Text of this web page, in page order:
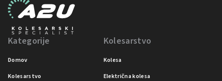
Kategorije
Domov
Kolesarstvo
Kolesarstvo
Kolesa
Električna kolesa